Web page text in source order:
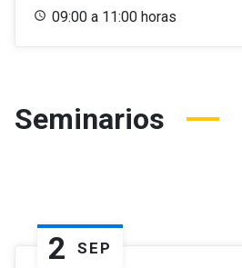
09:00 a 11:00 horas
Seminarios
2 SEP